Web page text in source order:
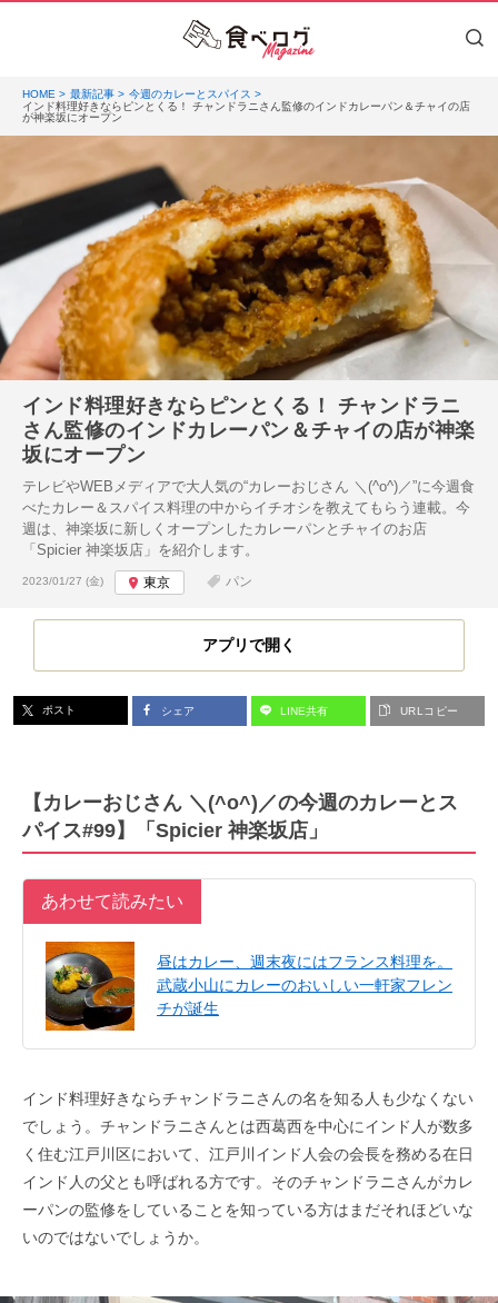
HOME 最新記事
今週のカレーとスパイス
インド料理好きならピンとくる！ チャンドラニさん監修のインドカレーパン＆チャイの店
が神楽坂にオープン
インド料理好きならピンとくる！ チャンドラニ
さん監修のインドカレーパン＆チャイの店が神楽
坂にオープン
テレビやWEBメディアで大人気の“カレーおじさん ＼(^o^)／”に今週食
べたカレー＆スパイス料理の中からイチオシを教えてもらう連載。今
週は、神楽坂に新しくオープンしたカレーパンとチャイのお店
「Spicier 神楽坂店」を紹介します。
投稿日:
2023/01/27 (金) 東京 パン
アプリで開く
ポスト シェア LINE共有 URLコピー
【カレーおじさん ＼(^o^)／の今週のカレーとス
パイス#99】「Spicier 神楽坂店」
あわせて読みたい
昼はカレー、週末夜にはフランス料理を。
武蔵小山にカレーのおいしい一軒家フレン
チが誕生
インド料理好きならチャンドラニさんの名を知る人も少なくない
でしょう。チャンドラニさんとは西葛西を中心にインド人が数多
く住む江戸川区において、江戸川インド人会の会長を務める在日
インド人の父とも呼ばれる方です。そのチャンドラニさんがカレ
ーパンの監修をしていることを知っている方はまだそれほどいな
いのではないでしょうか。